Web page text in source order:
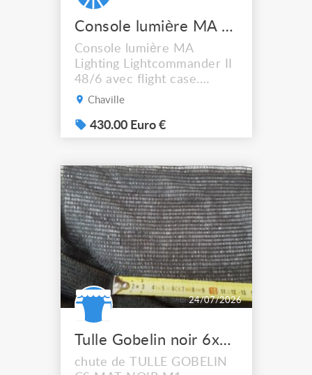
Console lumière MA Lighting Lightcommander II 486 avec flight case
Console lumière MA
Lighting Lightcommander II
48/6 avec flight case.
Housse + 2 littlight inclus +
fonctionne, mais : - il
manque la clef qui locke la
abîmés, cf. photos Le
pupitre MA Lighting
Lightcommander 48/96 est
une console d’éclairage
intuiti...
Chaville
430.00 Euro €
24/07/2026
Tulle Gobelin noir 6x4m
chute de TULLE GOBELIN